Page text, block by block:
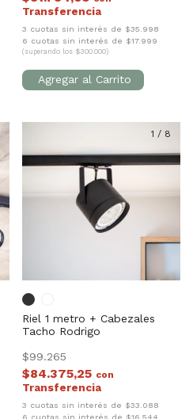
3 cuotas sin interés de $35.998
6 cuotas sin interés de $17.999
(superando los $300.000)
1 / 8
Riel 1 metro + Cabezales
Tacho Rodrigo
$99.265
$84.375,25 con
3 cuotas sin interés de $33.088
6 cuotas sin interés de $16.544